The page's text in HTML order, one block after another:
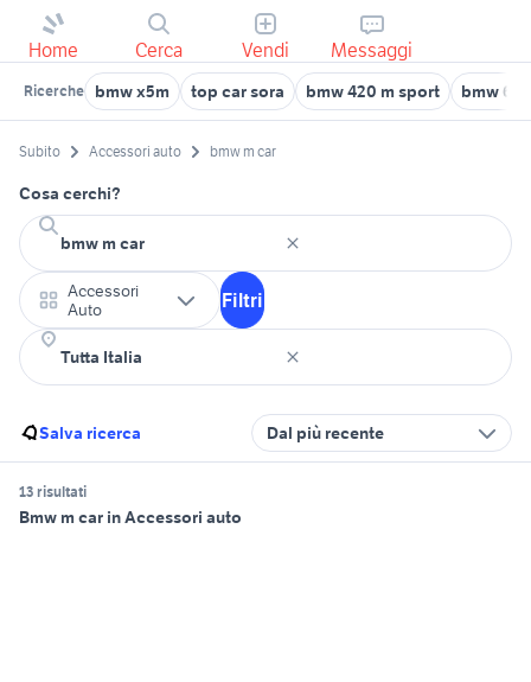
Home Cerca Vendi Messaggi
Ricerche bmw x5m top car sora bmw 420 m sport bmw
Subito Accessori auto bmw m car
Cosa cerchi?
Accessori
Auto
Filtri
Salva ricerca Dal più recente
13 risultati
Bmw m car in Accessori auto